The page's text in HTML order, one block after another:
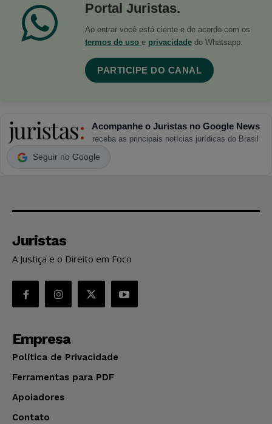
Portal Juristas.
Ao entrar você está ciente e de acordo com os
termos de uso e privacidade do Whatsapp.
PARTICIPE DO CANAL
Acompanhe o Juristas no Google News
receba as principais notícias jurídicas do Brasil
Seguir no Google
Juristas
A Justiça e o Direito em Foco
Empresa
Política de Privacidade
Ferramentas para PDF
Apoiadores
Contato